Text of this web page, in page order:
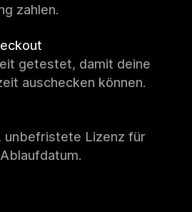
zahlen.
getestet, damit deine
auschecken können.
unbefristete Lizenz für